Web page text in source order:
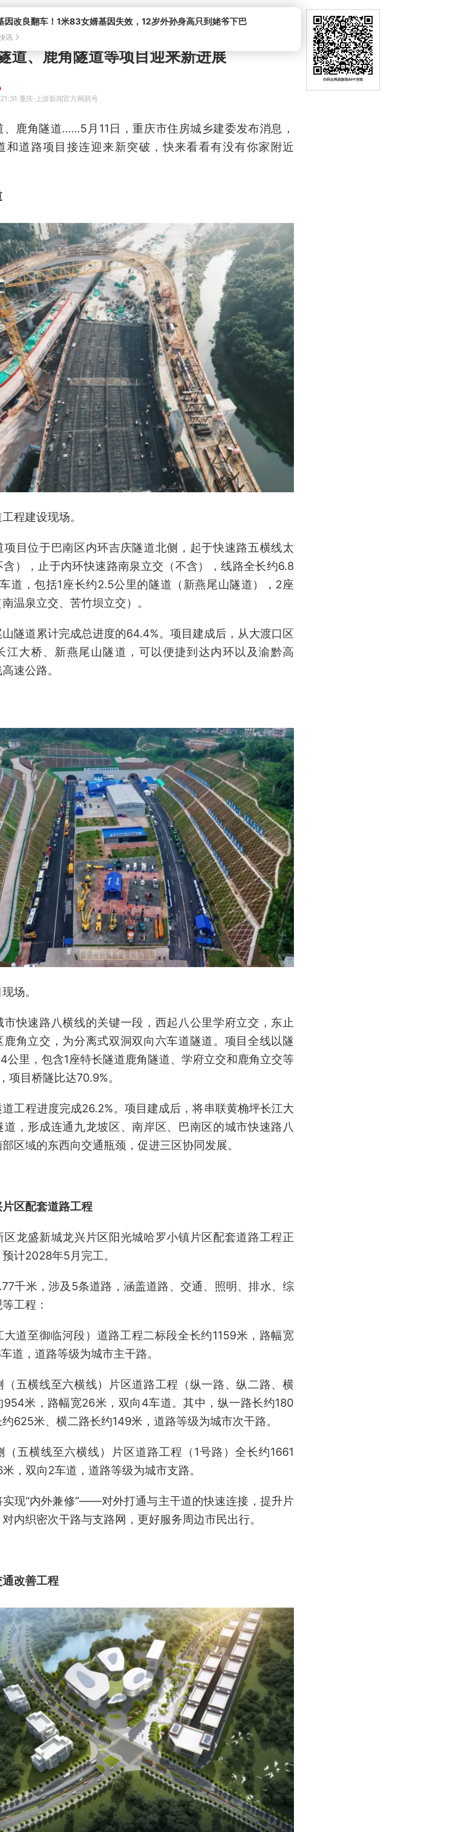
因改良翻车！1米83女婿基因失效，12岁外孙身高只到姥爷下巴
讯
道、鹿角隧道等项目迎来新进展
·重庆·上游新闻官方网易号
、鹿角隧道……5月11日，重庆市住房城乡建委发布消息，
和道路项目接连迎来新突破，快来看看有没有你家附近
程建设现场。
项目位于巴南区内环吉庆隧道北侧，起于快速路五横线太
），止于内环快速路南泉立交（不含），线路全长约6.8
道，包括1座长约2.5公里的隧道（新燕尾山隧道），2座
温泉立交、苦竹坝立交）。
隧道累计完成总进度的64.4%。项目建成后，从大渡口区
江大桥、新燕尾山隧道，可以便捷到达内环以及渝黔高
速公路。
场。
市快速路八横线的关键一段，西起八公里学府立交，东止
鹿角立交，为分离式双洞双向六车道隧道。项目全线以隧
公里，包含1座特长隧道鹿角隧道、学府立交和鹿角立交等
项目桥隧比达70.9%。
工程进度完成26.2%。项目建成后，将串联黄桷坪长江大
道，形成连通九龙坡区、南岸区、巴南区的城市快速路八
区域的东西向交通瓶颈，促进三区协同发展。
区配套道路工程
区龙盛新城龙兴片区阳光城哈罗小镇片区配套道路工程正
计2028年5月完工。
千米，涉及5条道路，涵盖道路、交通、照明、排水、综
工程：
大道至御临河段）道路工程二标段全长约1159米，路幅宽
道，道路等级为城市主干路。
（五横线至六横线）片区道路工程（纵一路、纵二路、横
954米，路幅宽26米，双向4车道。其中，纵一路长约180
625米、横二路长约149米，道路等级为城市次干路。
（五横线至六横线）片区道路工程（1号路）全长约1661
，双向2车道，道路等级为城市支路。
实现“内外兼修”——对外打通与主干道的快速连接，提升片
内织密次干路与支路网，更好服务周边市民出行。
改善工程
扫码去网易新闻APP浏览